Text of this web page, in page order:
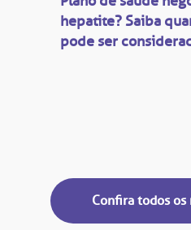
hepatite? Saiba
pode ser
Confira todos os